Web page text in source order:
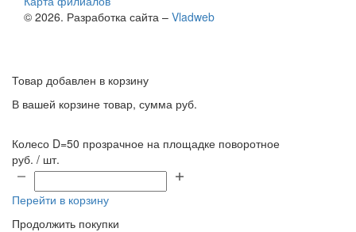
© 2026. Разработка сайта – Vladweb
Товар добавлен в корзину
В вашей корзине товар, сумма руб.
Колесо D=50 прозрачное на площадке поворотное
руб. / шт.
Перейти в корзину
Продолжить покупки